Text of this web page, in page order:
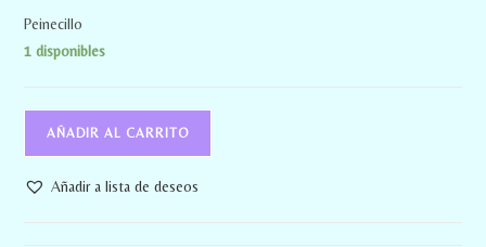
Peinecillo
1 disponibles
AÑADIR AL CARRITO
Añadir a lista de deseos